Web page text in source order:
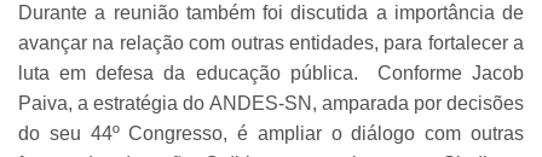
Durante a reunião também foi discutida a importância de
avançar na relação com outras entidades, para fortalecer a
luta em defesa da educação pública. Conforme Jacob
Paiva, a estratégia do ANDES-SN, amparada por decisões
do seu 44º Congresso, é ampliar o diálogo com outras